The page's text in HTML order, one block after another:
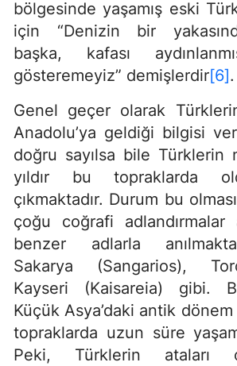
bölgesinde yaşamış eski
için “Denizin bir
başka, kafası
gösteremeyiz” demişlerdir[6].
Genel geçer olarak
Anadolu’ya geldiği bilgisi
doğru sayılsa bile Türklerin
yıldır bu topraklarda
çıkmaktadır. Durum bu
çoğu coğrafi adlandırmalar
benzer adlarla
Sakarya (Sangarios),
Kayseri (Kaisareia) gibi.
Küçük Asya’daki antik dönem
topraklarda uzun süre
Peki, Türklerin ataları